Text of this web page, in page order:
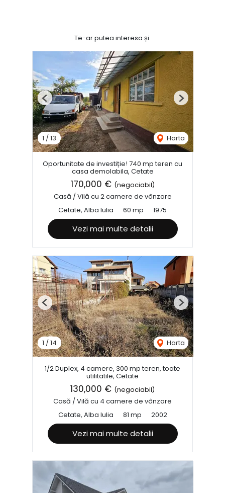
Te-ar putea interesa și:
1 / 13 Harta
Previous Next
Oportunitate de investiție! 740 mp teren cu
casa demolabila, Cetate
170,000 € (negociabil)
Casă / Vilă cu 2 camere de vânzare
Cetate, Alba Iulia
60 mp 1975
Vezi mai multe detalii
1 /14 Harta
Previous Next
1/2 Duplex, 4 camere, 300 mp teren, toate
utilitatile, Cetate
130,000 € (negociabil)
Casă / Vilă cu 4 camere de vânzare
Cetate, Alba Iulia
81 mp 2002
Vezi mai multe detalii